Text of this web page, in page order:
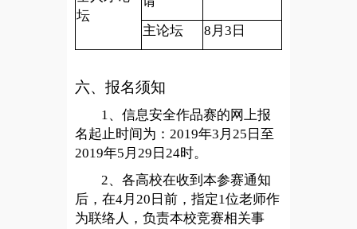
坛
主论坛 8 月3日
六、报名须知
1、信息安全作品赛的网上报
名起止时间为：2019年3月25日至
2019年5月29日24时。
2、各高校在收到本参赛通知
后，在4月20日前，指定1位老师作
为联络人，负责本校竞赛相关事